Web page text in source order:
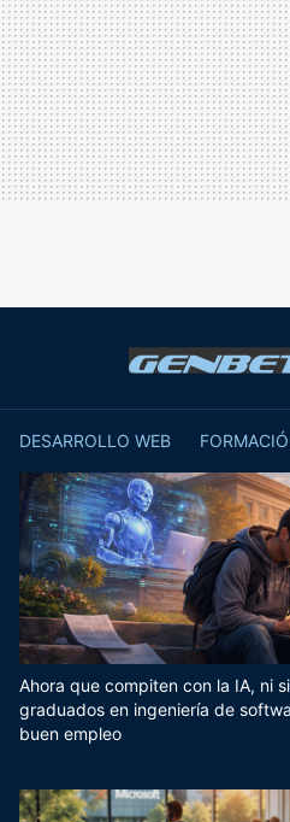
DESARROLLO WEB
Ahora que compiten con la IA, ni
graduados en ingeniería de
buen empleo